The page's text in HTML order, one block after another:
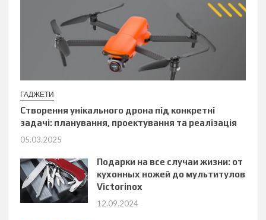
ГАДЖЕТИ
Створення унікального дрона під конкретні
задачі: планування, проектування та реалізація
05.03.2025
Подарки на все случаи жизни: от
кухонных ножей до мультитулов
Victorinox
12.09.2024